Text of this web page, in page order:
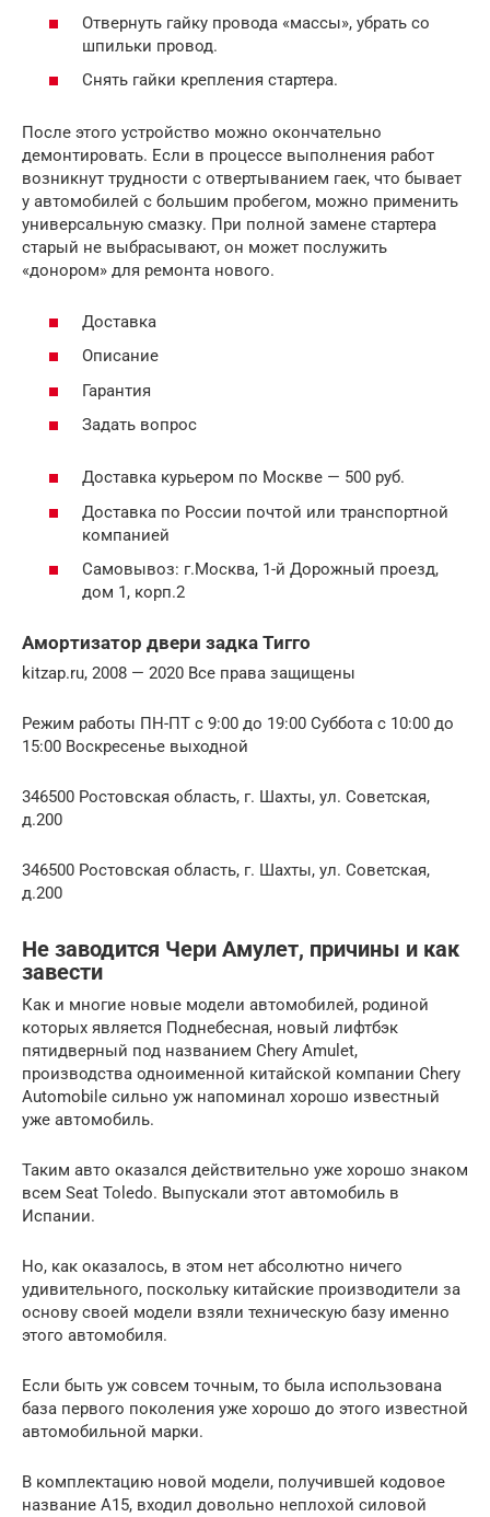
Отвернуть гайку провода «массы», убрать со
шпильки провод.
Снять гайки крепления стартера.
После этого устройство можно окончательно
демонтировать. Если в процессе выполнения работ
возникнут трудности с отвертыванием гаек, что бывает
у автомобилей с большим пробегом, можно применить
универсальную смазку. При полной замене стартера
старый не выбрасывают, он может послужить
«донором» для ремонта нового.
Доставка
Описание
Гарантия
Задать вопрос
Доставка курьером по Москве — 500 руб.
Доставка по России почтой или транспортной
компанией
Самовывоз: г.Москва, 1-й Дорожный проезд,
дом 1, корп.2
Амортизатор двери задка Тигго
kitzap.ru, 2008 — 2020 Все права защищены
Режим работы ПН-ПТ с 9:00 до 19:00 Суббота с 10:00 до
15:00 Воскресенье выходной
346500 Ростовская область, г. Шахты, ул. Советская,
д.200
346500 Ростовская область, г. Шахты, ул. Советская,
д.200
Не заводится Чери Амулет, причины и как
завести
Как и многие новые модели автомобилей, родиной
которых является Поднебесная, новый лифтбэк
пятидверный под названием Chery Amulet,
производства одноименной китайской компании Chery
Automobile сильно уж напоминал хорошо известный
уже автомобиль.
Таким авто оказался действительно уже хорошо знаком
всем Seat Toledo. Выпускали этот автомобиль в
Испании.
Но, как оказалось, в этом нет абсолютно ничего
удивительного, поскольку китайские производители за
основу своей модели взяли техническую базу именно
этого автомобиля.
Если быть уж совсем точным, то была использована
база первого поколения уже хорошо до этого известной
автомобильной марки.
В комплектацию новой модели, получившей кодовое
название А15, входил довольно неплохой силовой